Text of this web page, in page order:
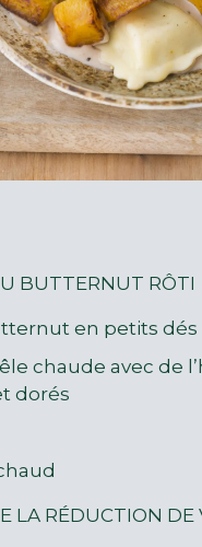
BUTTERNUT RÔTI
en petits dés
chaude avec de
dorés
LA RÉDUCTION DE